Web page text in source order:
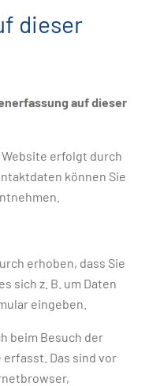
dieser
auf dieser
erfolgt durch
können Sie
erhoben, dass Sie
sich z. B. um Daten
eingeben.
beim Besuch der
Das sind vor